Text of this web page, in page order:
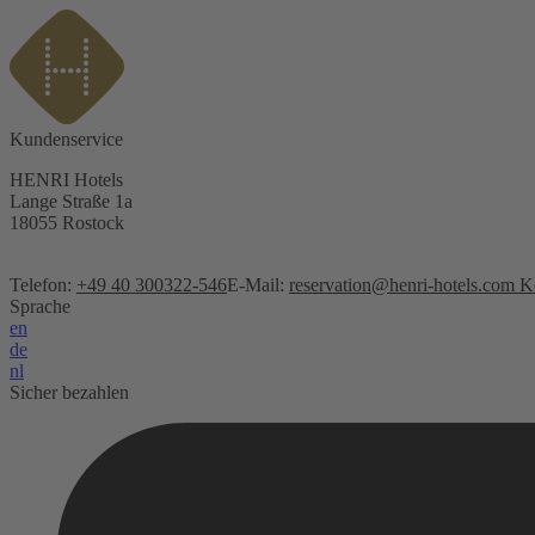
Kundenservice
HENRI Hotels
Lange Straße 1a
18055 Rostock
Telefon: +49 40 300322-546E-Mail: reservation@henri-hotels.com
Sprache
en
de
nl
Sicher bezahlen